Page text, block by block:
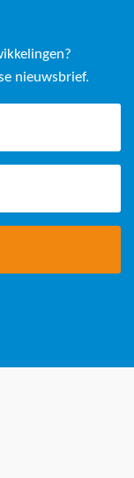
nieuwsbrief.